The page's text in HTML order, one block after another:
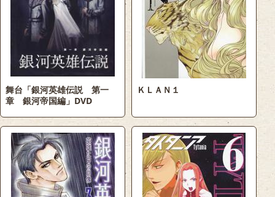
舞台「銀河英雄伝説 第一
章 銀河帝国編」DVD
ＫＬＡＮ１